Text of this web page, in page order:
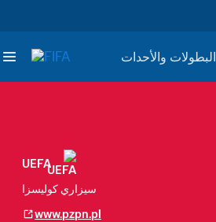
البطولات والأحدات
UEFA
سيزاري كوليسزا
www.pzpn.pl